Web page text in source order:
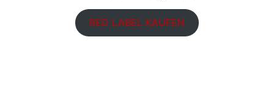
RED LABEL KAUFEN